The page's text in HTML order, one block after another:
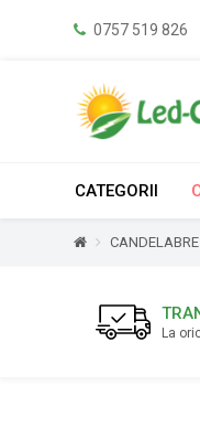
0757 519 826
CATEGORII
CANDELABRE
La